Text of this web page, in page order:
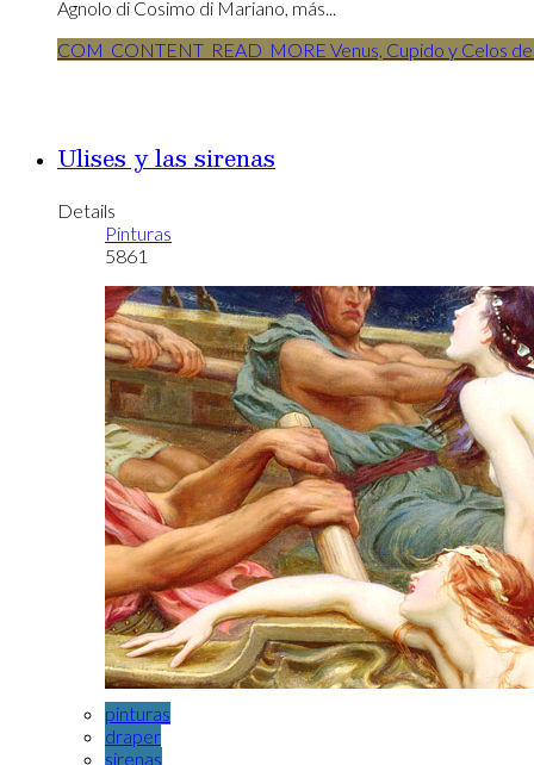
Agnolo di Cosimo di Mariano, más...
COM_CONTENT_READ_MORE Venus, Cupido y Celos
Ulises y las sirenas
Details
Pinturas
5861
pinturas
draper
sirenas